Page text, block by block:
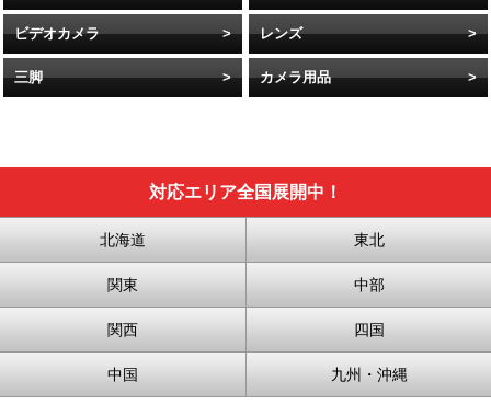
ビデオカメラ レンズ
三脚 カメラ用品
対応エリア全国展開中！
北海道 東北
関東 中部
関西 四国
中国 九州・沖縄